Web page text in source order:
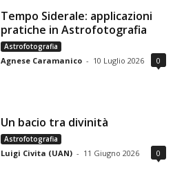
Tempo Siderale: applicazioni
pratiche in Astrofotografia
Astrofotografia
Agnese Caramanico - 10 Luglio 2026 0
Un bacio tra divinità
Astrofotografia
Luigi Civita (UAN) - 11 Giugno 2026 0